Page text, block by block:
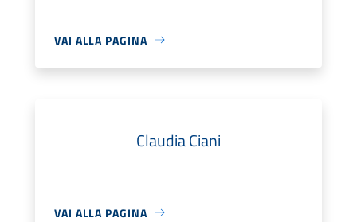
VAI ALLA PAGINA
Claudia Ciani
VAI ALLA PAGINA